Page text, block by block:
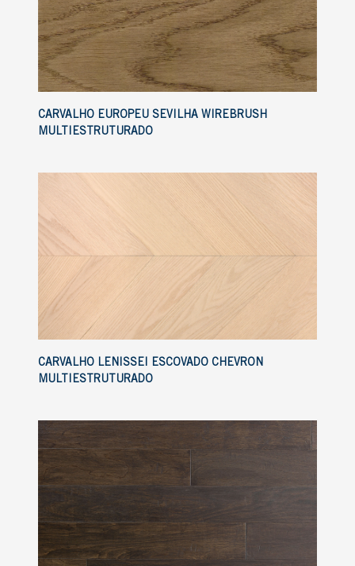
CARVALHO EUROPEU SEVILHA WIREBRUSH
MULTIESTRUTURADO
CARVALHO LENISSEI ESCOVADO CHEVRON
MULTIESTRUTURADO